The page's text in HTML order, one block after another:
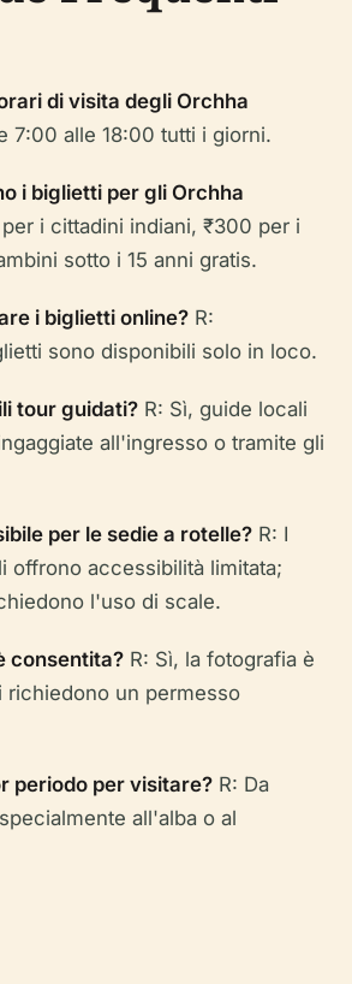
di visita degli Orchha
7:00 alle 18:00 tutti i giorni.
i biglietti per gli Orchha
per i cittadini indiani, ₹300 per i
sotto i 15 anni gratis.
i biglietti online? R:
sono disponibili solo in loco.
tour guidati? R: Sì, guide locali
all'ingresso o tramite gli
per le sedie a rotelle? R: I
offrono accessibilità limitata;
l'uso di scale.
consentita? R: Sì, la fotografia è
richiedono un permesso
periodo per visitare? R: Da
all'alba o al